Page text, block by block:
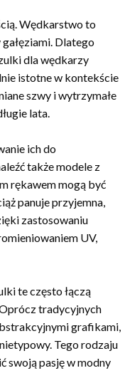
Wędkarstwo to
Dlatego
dla wędkarzy
istotne w kontekście
szwy i wytrzymałe
lata.
ich do
także modele z
rękawem mogą być
panuje przyjemna,
zastosowaniu
UV,
te często łączą
tradycyjnych
grafikami,
Tego rodzaju
swoją pasję w modny